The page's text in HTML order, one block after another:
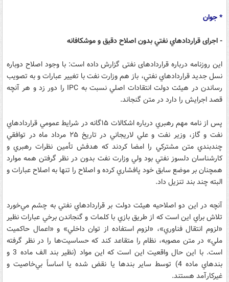
* جوان
- اجرای قراردادهاي نفتي بدون اصلاح دقيق و موشكافانه
این روزنامه درباره قراردادهای نفتی گزارش داده است:‌ با وجود اصلاح دوباره
نسل جديد قراردادهاي نفتي، باز هم وزارت نفت با تغيير عبارات و به تصويب
رساندن در هيئت دولت انتقادات اصلي نسبت به IPC را دور زد و هر آنچه
قصد اجرايش را دارد در متن گنجاند.
پس از نامه مهم رهبري درباره اشكالات ۱۵‌گانه در شرايط عمومي قراردادهاي
نفت و گاز، وزير نفت و علي لاريجاني در تاريخ ۲۵ مرداد ماه در توافقي
چند‌بندي متن مشتركي را امضا كردند كه هدفش تأمين نظرات رهبري و
كارشناسان دلسوز نفتي بود ولي وزارت نفت بدون در نظر گرفتن همه موارد
همچنان بر موضع سابق خود پافشاري كرده و اصلاح را تنها به اصلاح عبارات و
البته چند بند تنزيل داد.
آنچه در اين دو اصلاحيه هيئت دولت بر قراردادهاي نفتي به چشم مي‌خورد
تلاش براي اين است كه از طريق بازي با كلمات و گنجاندن برخي عبارات نظير
«لزوم انتقال فناوري»، «لزوم استفاده از توان داخلي» و «اعمال حاكميت
ملي» در متن مصوبه، نظام را متقاعد كند كه حساسيت‌ها را در نظر گرفته
است. با اين حال واقعيت اين است كه اين مواد (نظير بند الف ماده 3 و
بندهاي ماده 4) توسط ساير بندها يا نقض شده يا اساساً بي‌خاصيت و
غيركارآمد هستند.